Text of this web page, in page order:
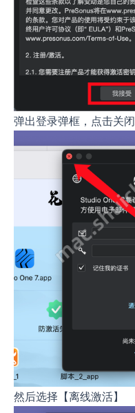
弹出登录弹框，点击关闭
然后选择【离线激活】